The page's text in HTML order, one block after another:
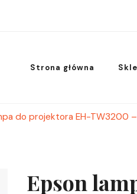
Strona główna
do projektora EH-TW3200
Epson